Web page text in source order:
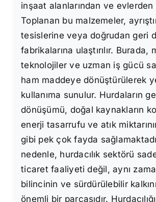
inşaat alanlarından ve evlerden
Toplanan bu malzemeler,
tesislerine veya doğrudan geri
fabrikalarına ulaştırılır. Burada,
teknolojiler ve uzman iş gücü
ham maddeye dönüştürülerek
kullanıma sunulur. Hurdaların
dönüşümü, doğal kaynakların
enerji tasarrufu ve atık
gibi pek çok fayda
nedenle, hurdacılık sektörü
ticaret faaliyeti değil, aynı
bilincinin ve sürdürülebilir
önemli bir parçasıdır.